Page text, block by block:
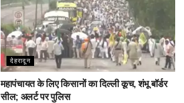
देहरादून
महापंचायत के लिए किसानों का दिल्ली कूच, शंभू बॉर्डर
सील; अलर्ट पर पुलिस